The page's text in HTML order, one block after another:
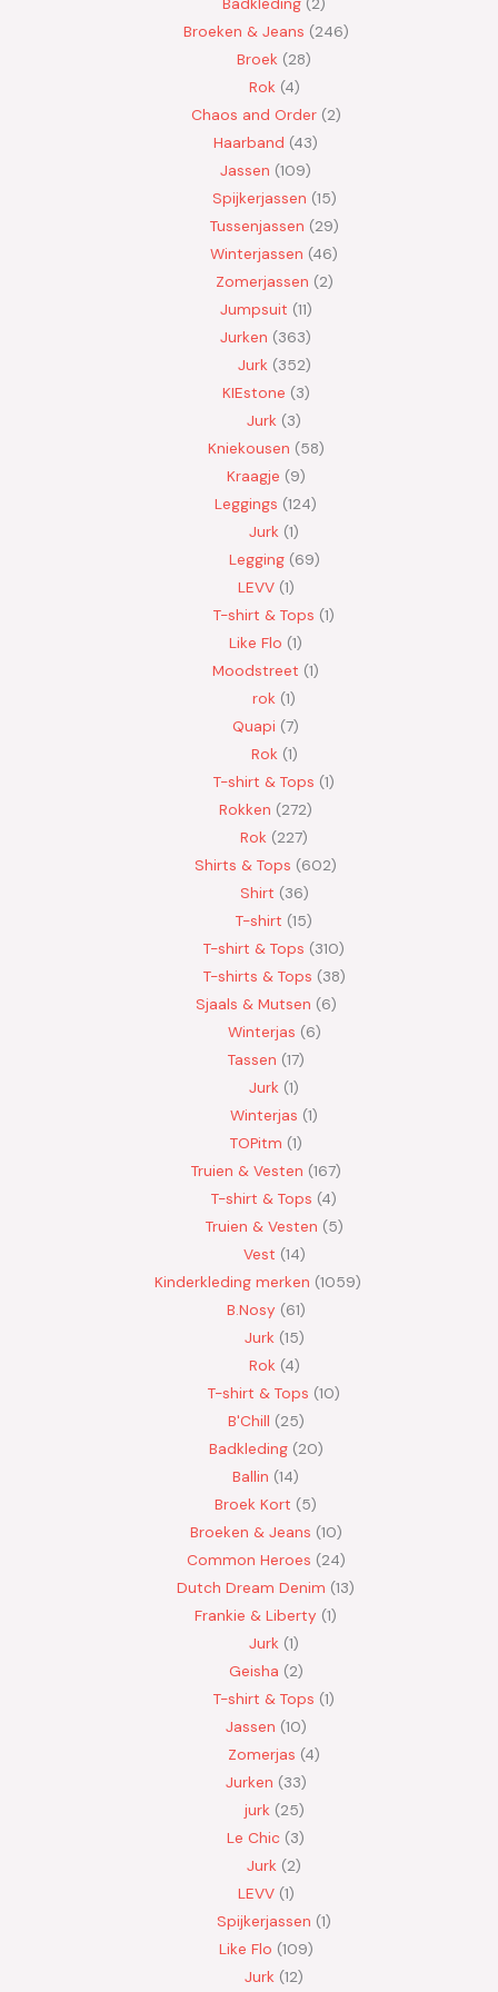
Broeken & Jeans 246
Broek 28
Rok 4
Chaos and Order 2
Haarband 43
Jassen 109
Spijkerjassen 15
Tussenjassen 29
Winterjassen 46
Zomerjassen 2
Jumpsuit 11
Jurken 363
Jurk 352
KIEstone 3
Jurk 3
Kniekousen 58
Kraagje 9
Leggings 124
Jurk 1
Legging 69
LEVV 1
T-shirt & Tops 1
Like Flo 1
Moodstreet 1
rok 1
Quapi 7
Rok 1
T-shirt & Tops 1
Rokken 272
Rok 227
Shirts & Tops 602
Shirt 36
T-shirt 15
T-shirt & Tops 310
T-shirts & Tops 38
Sjaals & Mutsen 6
Winterjas 6
Tassen 17
Jurk 1
Winterjas 1
TOPitm 1
Truien & Vesten 167
T-shirt & Tops 4
Truien & Vesten 5
Vest 14
Kinderkleding merken 1059
B.Nosy 61
Jurk 15
Rok 4
T-shirt & Tops 10
B'Chill 25
Badkleding 20
Ballin 14
Broek Kort 5
Broeken & Jeans 10
Common Heroes 24
Dutch Dream Denim 13
Frankie & Liberty 1
Jurk 1
Geisha 2
T-shirt & Tops 1
Jassen 10
Zomerjas 4
Jurken 33
jurk 25
Le Chic 3
Jurk 2
LEVV 1
Spijkerjassen 1
Like Flo 109
Jurk 12